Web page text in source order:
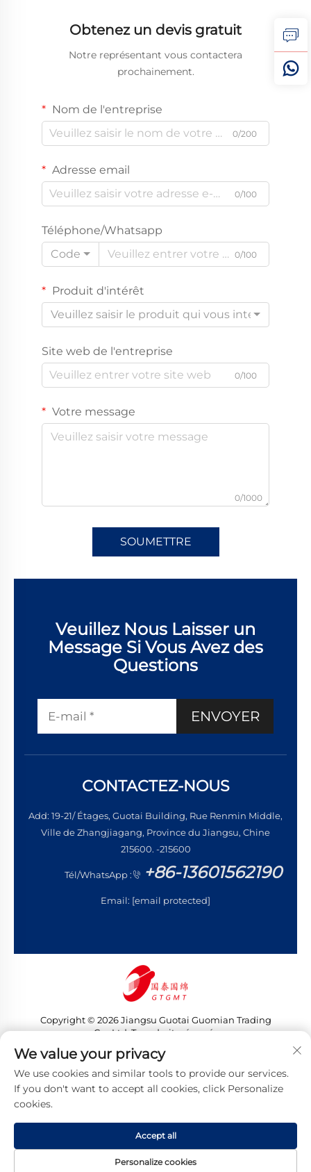
Obtenez un devis gratuit
Notre représentant vous contactera
prochainement.
Nom de l'entreprise
0/200
Adresse email
0/100
Téléphone/Whatsapp
Code
0/100
Produit d'intérêt
Veuillez saisir le produit qui vous intéresse
Site web de l'entreprise
0/100
Votre message
0/1000
SOUMETTRE
Veuillez Nous Laisser un
Message Si Vous Avez des
Questions
ENVOYER
CONTACTEZ-NOUS
Add: 19-21/ Étages, Guotai Building, Rue Renmin Middle,
Ville de Zhangjiagang, Province du Jiangsu, Chine
215600. -215600
Tél/WhatsApp : +86-13601562190
Email: [email protected]
Copyright © 2026 Jiangsu Guotai Guomian Trading
Co., Ltd. Tous droits réservés
Politique de confidentialité
We value your privacy
We use cookies and similar tools to provide our services.
If you don't want to accept all cookies, click Personalize
cookies.
Personalize cookies
Accept all